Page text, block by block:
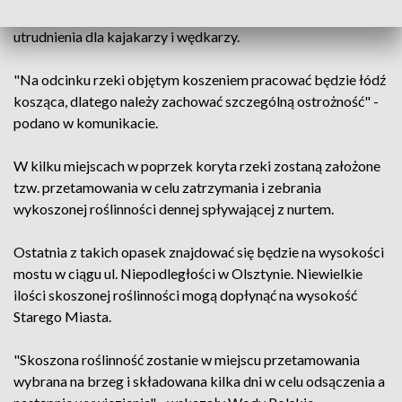
utrudnienia dla kajakarzy i wędkarzy.
"Na odcinku rzeki objętym koszeniem pracować będzie łódź
kosząca, dlatego należy zachować szczególną ostrożność" -
podano w komunikacie.
W kilku miejscach w poprzek koryta rzeki zostaną założone
tzw. przetamowania w celu zatrzymania i zebrania
wykoszonej roślinności dennej spływającej z nurtem.
Ostatnia z takich opasek znajdować się będzie na wysokości
mostu w ciągu ul. Niepodległości w Olsztynie. Niewielkie
ilości skoszonej roślinności mogą dopłynąć na wysokość
Starego Miasta.
"Skoszona roślinność zostanie w miejscu przetamowania
wybrana na brzeg i składowana kilka dni w celu odsączenia a